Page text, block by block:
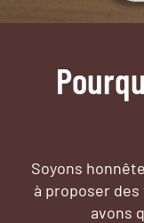
Soyons
à proposer
avons